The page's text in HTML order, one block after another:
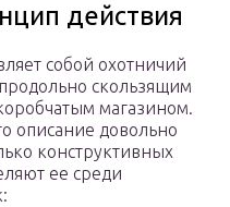
действия
собой охотничий
скользящим
магазином.
описание довольно
конструктивных
ее среди